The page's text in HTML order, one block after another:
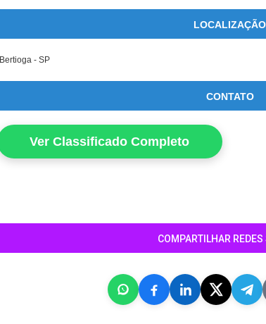
LOCALIZAÇÃO
Bertioga - SP
CONTATO
Ver Classificado Completo
COMPARTILHAR